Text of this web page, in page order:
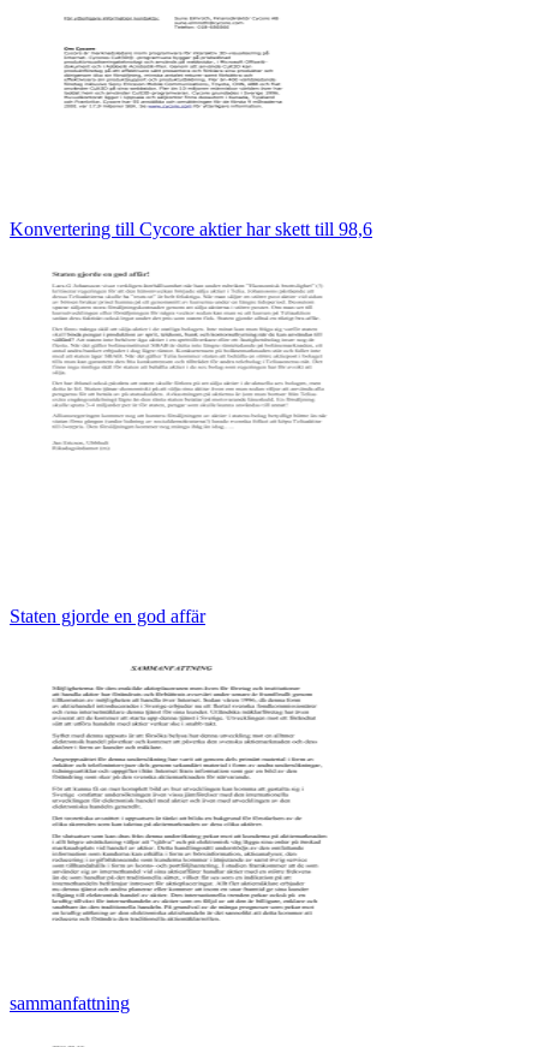
Konvertering till Cycore aktier har skett till 98,6
Staten gjorde en god affär
sammanfattning